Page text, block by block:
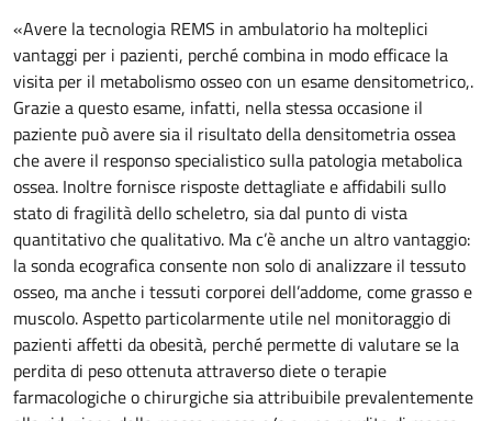
«Avere la tecnologia REMS in ambulatorio ha molteplici
vantaggi per i pazienti, perché combina in modo efficace la
visita per il metabolismo osseo con un esame densitometrico,.
Grazie a questo esame, infatti, nella stessa occasione il
paziente può avere sia il risultato della densitometria ossea
che avere il responso specialistico sulla patologia metabolica
ossea. Inoltre fornisce risposte dettagliate e affidabili sullo
stato di fragilità dello scheletro, sia dal punto di vista
quantitativo che qualitativo. Ma c’è anche un altro vantaggio:
la sonda ecografica consente non solo di analizzare il tessuto
osseo, ma anche i tessuti corporei dell’addome, come grasso e
muscolo. Aspetto particolarmente utile nel monitoraggio di
pazienti affetti da obesità, perché permette di valutare se la
perdita di peso ottenuta attraverso diete o terapie
farmacologiche o chirurgiche sia attribuibile prevalentemente